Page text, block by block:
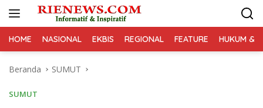
HOME NASIONAL EKBIS REGIONAL FEATURE HUKUM &
Beranda SUMUT
SUMUT